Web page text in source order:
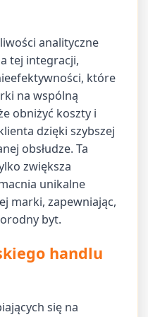
analityczne
tej integracji,
które
na wspólną
obniżyć koszty i
dzięki szybszej
obsłudze. Ta
zwiększa
unikalne
marki, zapewniając,
byt.
handlu
się na